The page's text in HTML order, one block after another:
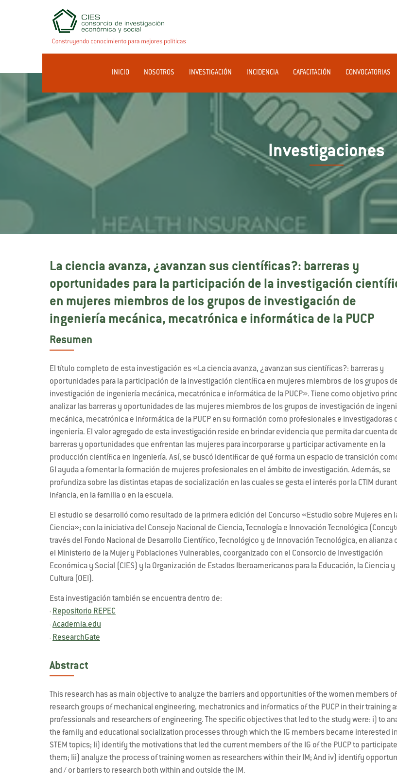
INICIO NOSOTROS INVESTIGACIÓN INCIDENCIA CAPACITACIÓN CONVOCATORIAS
Investigaciones
La ciencia avanza, ¿avanzan sus científicas?: barreras y
oportunidades para la participación de la investigación
en mujeres miembros de los grupos de investigación de
ingeniería mecánica, mecatrónica e informática de la PUCP
Resumen
El título completo de esta investigación es «La ciencia avanza, ¿avanzan sus científicas?: barreras y
oportunidades para la participación de la investigación científica en mujeres miembros de los grupos
investigación de ingeniería mecánica, mecatrónica e informática de la PUCP». Tiene como objetivo
analizar las barreras y oportunidades de las mujeres miembros de los grupos de investigación de
mecánica, mecatrónica e informática de la PUCP en su formación como profesionales e investigadoras
ingeniería. El valor agregado de esta investigación reside en brindar evidencia que permita dar cuenta
barreras y oportunidades que enfrentan las mujeres para incorporarse y participar activamente en la
producción científica en ingeniería. Así, se buscó identificar de qué forma un espacio de transición
GI ayuda a fomentar la formación de mujeres profesionales en el ámbito de investigación. Además, se
profundiza sobre las distintas etapas de socialización en las cuales se gesta el interés por la CTIM
infancia, en la familia o en la escuela.
El estudio se desarrolló como resultado de la primera edición del Concurso «Estudio sobre Mujeres en
Ciencia»; con la iniciativa del Consejo Nacional de Ciencia, Tecnología e Innovación Tecnológica
través del Fondo Nacional de Desarrollo Científico, Tecnológico y de Innovación Tecnológica, en alianza
el Ministerio de la Mujer y Poblaciones Vulnerables, coorganizado con el Consorcio de Investigación
Económica y Social (CIES) y la Organización de Estados Iberoamericanos para la Educación, la Ciencia y
Cultura (OEI).
Esta investigación también se encuentra dentro de:
- Repositorio REPEC
- Academia.edu
- ResearchGate
Abstract
This research has as main objective to analyze the barriers and opportunities of the women members
research groups of mechanical engineering, mechatronics and informatics of the PUCP in their training
professionals and researchers of engineering. The specific objectives that led to the study were: i) to
the family and educational socialization processes through which the IG members became interested
STEM topics; Ii) identify the motivations that led the current members of the IG of the PUCP to
them; Iii) analyze the process of training women as researchers within their IM; And iv) identify
and / or barriers to research both within and outside the IM.